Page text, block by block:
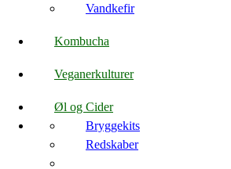
Vandkefir
Kombucha
Veganerkulturer
Øl og Cider
Bryggekits
Redskaber